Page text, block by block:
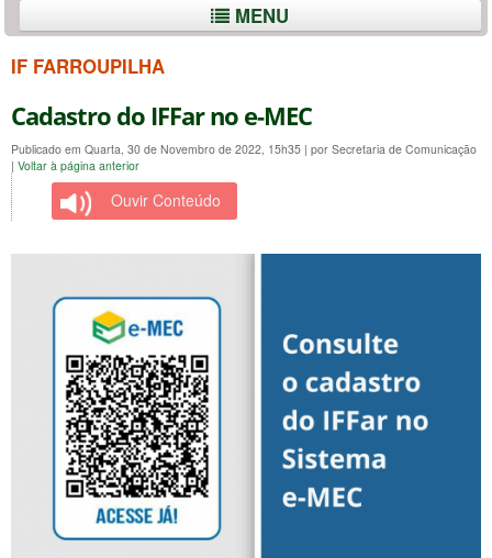
MENU
IF FARROUPILHA
Cadastro do IFFar no e-MEC
Publicado em Quarta, 30 de Novembro de 2022, 15h35 | por Secretaria de Comunicação
| Voltar à página anterior
Ouvir Conteúdo